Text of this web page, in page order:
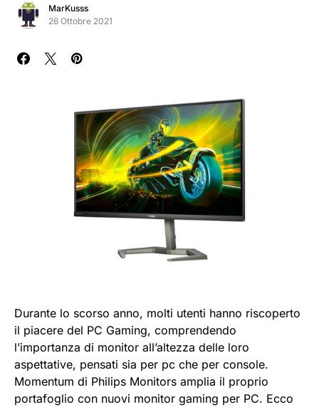
MarKusss
26 Ottobre 2021
Durante lo scorso anno, molti utenti hanno riscoperto
il piacere del PC Gaming, comprendendo
l’importanza di monitor all’altezza delle loro
aspettative, pensati sia per pc che per console.
Momentum di Philips Monitors amplia il proprio
portafoglio con nuovi monitor gaming per PC. Ecco